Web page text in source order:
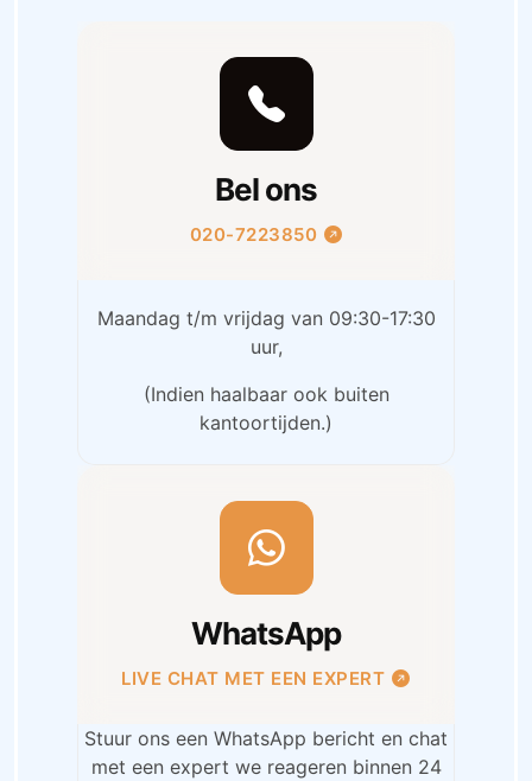
Bel ons
020-7223850
Maandag t/m vrijdag van 09:30-17:30
uur,
(Indien haalbaar ook buiten
kantoortijden.)
WhatsApp
LIVE CHAT MET EEN EXPERT
Stuur ons een WhatsApp bericht en chat
met een expert we reageren binnen 24